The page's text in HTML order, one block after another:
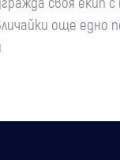
още едно